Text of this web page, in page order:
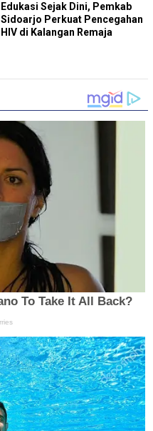
Edukasi Sejak Dini, Pemkab
Sidoarjo Perkuat Pencegahan
HIV di Kalangan Remaja